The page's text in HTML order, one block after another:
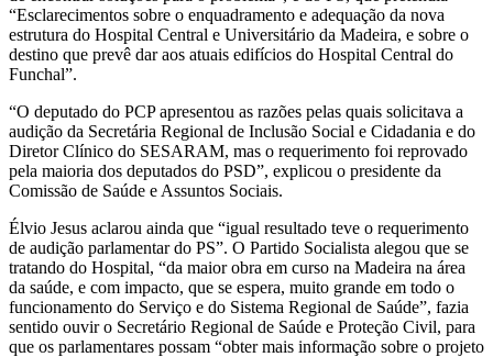
“Esclarecimentos sobre o enquadramento e adequação da nova
estrutura do Hospital Central e Universitário da Madeira, e sobre o
destino que prevê dar aos atuais edifícios do Hospital Central do
Funchal”.
“O deputado do PCP apresentou as razões pelas quais solicitava a
audição da Secretária Regional de Inclusão Social e Cidadania e do
Diretor Clínico do SESARAM, mas o requerimento foi reprovado
pela maioria dos deputados do PSD”, explicou o presidente da
Comissão de Saúde e Assuntos Sociais.
Élvio Jesus aclarou ainda que “igual resultado teve o requerimento
de audição parlamentar do PS”. O Partido Socialista alegou que se
tratando do Hospital, “da maior obra em curso na Madeira na área
da saúde, e com impacto, que se espera, muito grande em todo o
funcionamento do Serviço e do Sistema Regional de Saúde”, fazia
sentido ouvir o Secretário Regional de Saúde e Proteção Civil, para
que os parlamentares possam “obter mais informação sobre o projeto